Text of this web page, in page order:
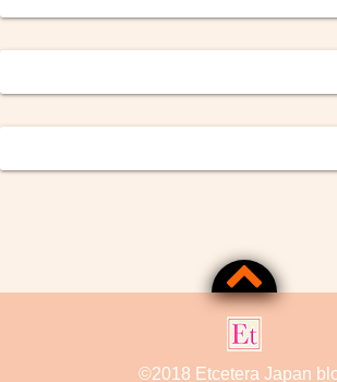
©2018 Etcetera Japan